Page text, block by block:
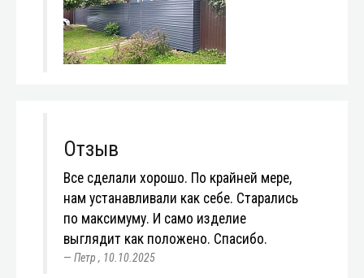
Отзыв
Все сделали хорошо. По крайней мере,
нам устанавливали как себе. Старались
по максимуму. И само изделие
выглядит как положено. Спасибо.
Петр , 10.10.2025